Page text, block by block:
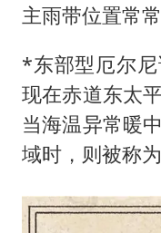
主雨带位置常
*东部型厄尔
现在赤道东太
当海温异常暖
域时，则被称